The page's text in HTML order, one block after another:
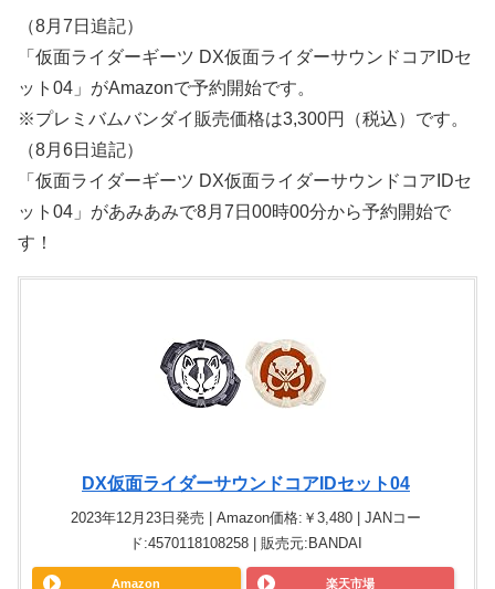
（8月7日追記）
「仮面ライダーギーツ DX仮面ライダーサウンドコアIDセ
ット04」がAmazonで予約開始です。
※プレミバムバンダイ販売価格は3,300円（税込）です。
（8月6日追記）
「仮面ライダーギーツ DX仮面ライダーサウンドコアIDセ
ット04」があみあみで8月7日00時00分から予約開始で
す！
DX仮面ライダーサウンドコアIDセット04
2023年12月23日発売 | Amazon価格:￥3,480 | JANコー
ド:4570118108258 | 販売元:BANDAI
Amazon 楽天市場